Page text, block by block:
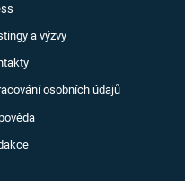
a výzvy
osobních údajů